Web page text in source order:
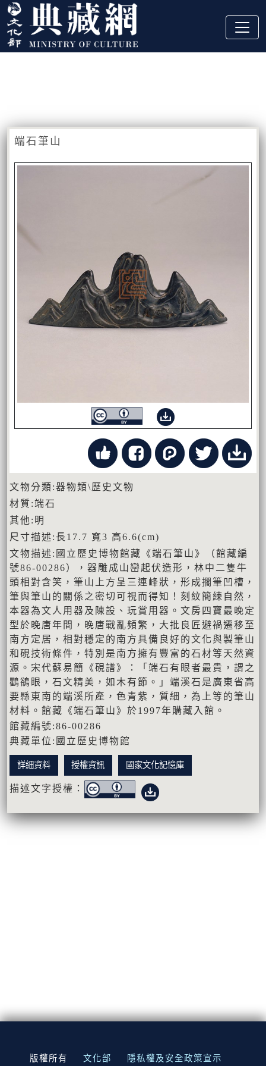
跳到主要內容
:::
端石筆山
文物分類:器物類\歷史文物
材質:端石
其他:明
尺寸描述:長17.7 寬3 高6.6(cm)
文物描述:國立歷史博物館藏《端石筆山》（館藏編
號86-00286），器雕成山巒起伏造形，林中二隻牛
頭相對含笑，筆山上方呈三連峰狀，形成擱筆凹槽，
筆與筆山的關係之密切可視而得知！刻紋簡練自然，
本器為文人用器及陳設、玩賞用器。文房四寶最晚定
型於晚唐年間，晚唐戰亂頻繁，大批良匠避禍遷移至
南方定居，相對穩定的南方具備良好的文化與製筆山
和硯技術條件，特別是南方擁有豐富的石材等天然資
源。宋代蘇易簡《硯譜》：「端石有眼者最貴，謂之
鸜鵒眼，石文精美，如木有節。」端溪石是廣東省高
要縣東南的端溪所產，色青紫，質細，為上等的筆山
材料。館藏《端石筆山》於1997年購藏入館。
館藏編號:86-00286
典藏單位:國立歷史博物館
詳細資料 授權資訊 國家文化記憶庫
描述文字授權：
:::
版權所有 文化部 隱私權及安全政策宣示